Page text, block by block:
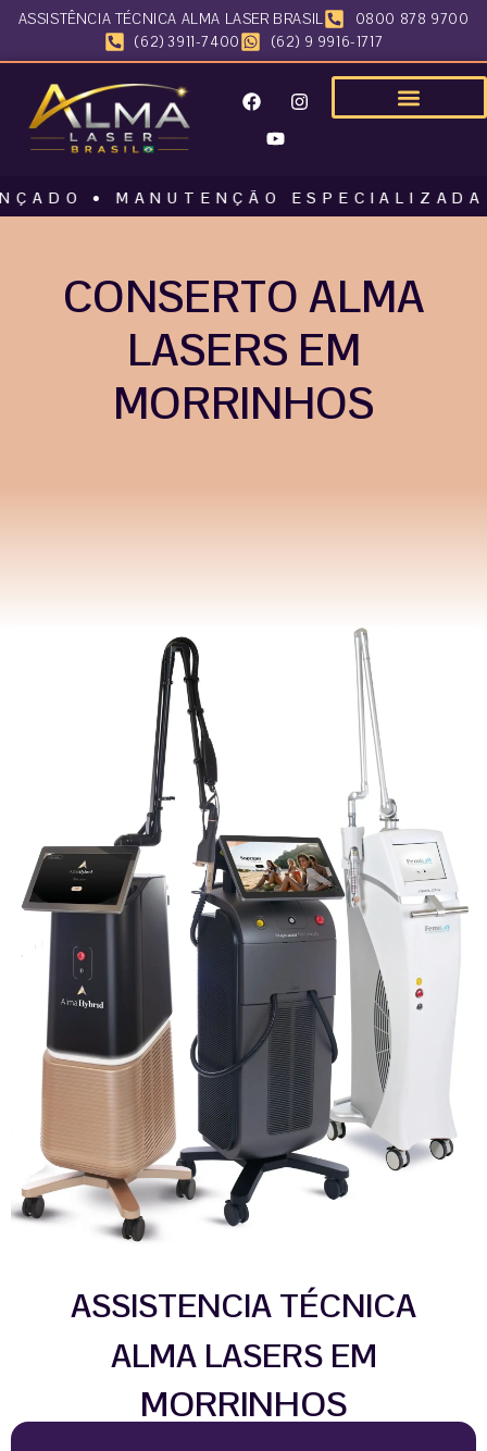
ASSISTÊNCIA TÉCNICA ALMA LASER BRASIL
0800 878 9700
(62) 3911-7400
(62) 9 9916-1717
• MANUTENÇÃO ESPECIALIZADA
CONSERTO ALMA
LASERS EM
MORRINHOS
ASSISTENCIA TÉCNICA
ALMA LASERS EM
MORRINHOS